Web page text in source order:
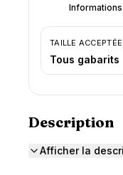
TAILLE ACCEPTÉE
Tous gabarits
Description
Afficher la